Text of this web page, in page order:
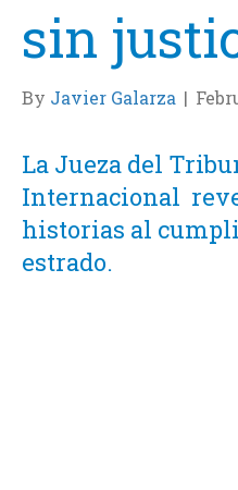
sin
By Javier Galarza |
La Jueza del
Internacional
historias al
estrado.